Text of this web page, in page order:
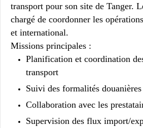
transport pour son site de Tanger.
chargé de coordonner les
et international.
Missions principales :
Planification et coordination
transport
Suivi des formalités douanières
Collaboration avec les
Supervision des flux import/